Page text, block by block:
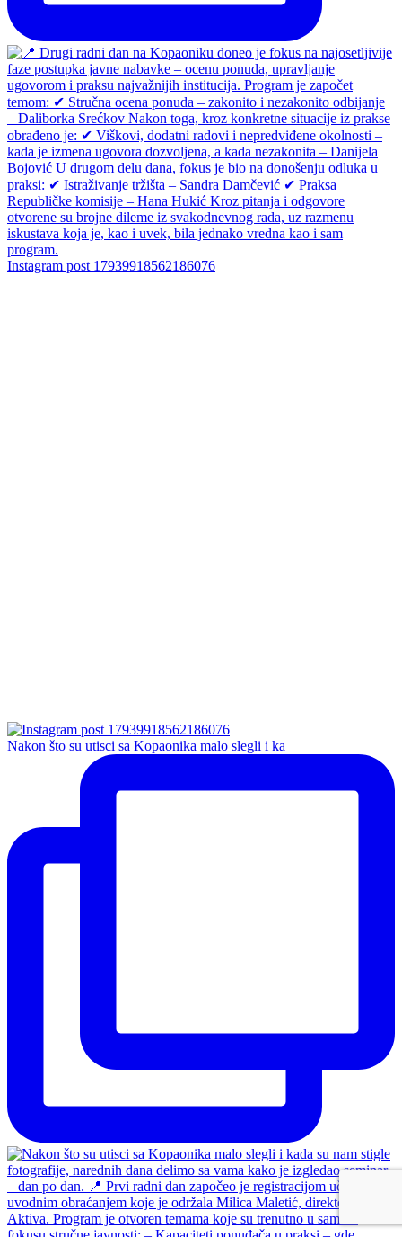
Instagram post 17939918562186076
Nakon što su utisci sa Kopaonika malo slegli i ka